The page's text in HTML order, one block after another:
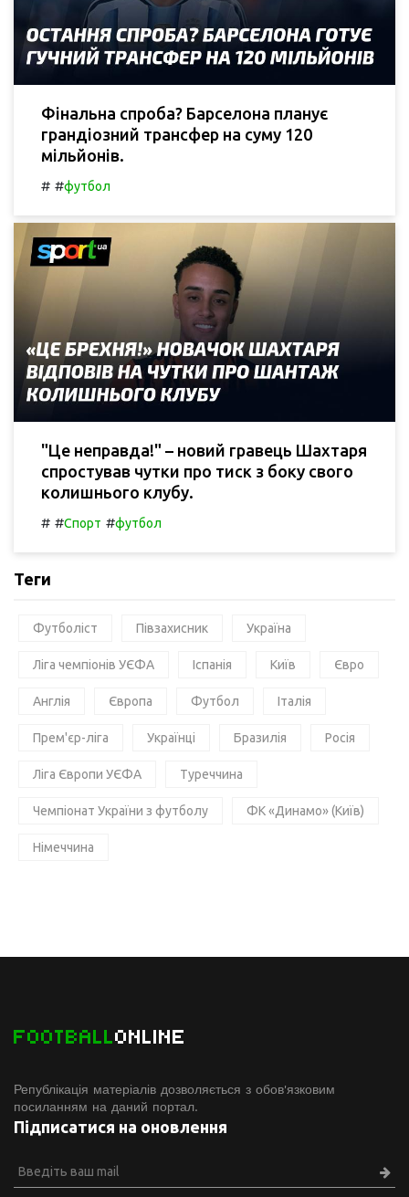
Фінальна спроба? Барселона планує
грандіозний трансфер на суму 120
мільйонів.
# #футбол
"Це неправда!" – новий гравець Шахтаря
спростував чутки про тиск з боку свого
колишнього клубу.
# #Спорт #футбол
Теги
Футболіст Півзахисник Україна
Ліга чемпіонів УЄФА Іспанія Київ Євро
Англія Європа Футбол Італія
Прем'єр-ліга Українці Бразилія Росія
Ліга Європи УЄФА Туреччина
Чемпіонат України з футболу ФК «Динамо» (Київ)
Німеччина
FOOTBALLONLINE
Републікація матеріалів дозволяється з обов'язковим
посиланням на даний портал.
Підписатися на оновлення